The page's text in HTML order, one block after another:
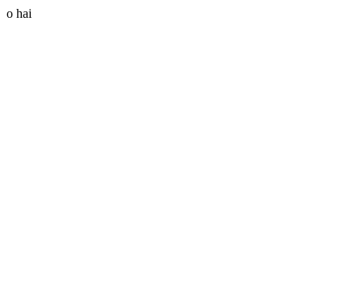
o hai